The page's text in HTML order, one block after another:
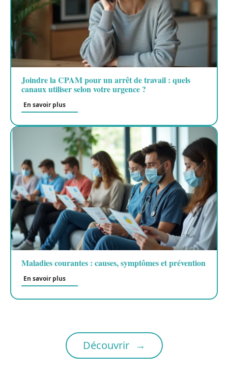
Joindre la CPAM pour un arrêt de travail : quels
canaux utiliser selon votre urgence ?
En savoir plus
Maladies courantes : causes, symptômes et prévention
En savoir plus
Découvrir